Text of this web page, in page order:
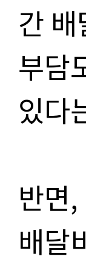
간
부담
있다
반면
배달